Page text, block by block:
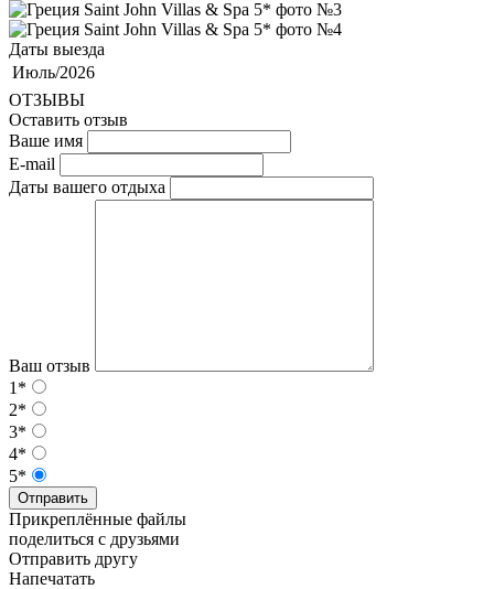
Даты выезда
Июль/2026
ОТЗЫВЫ
Оставить отзыв
Ваше имя
E-mail
Даты вашего отдыха
Ваш отзыв
1*
2*
3*
4*
5*
Отправить
Прикреплённые файлы
поделиться с друзьями
Отправить другу
Напечатать